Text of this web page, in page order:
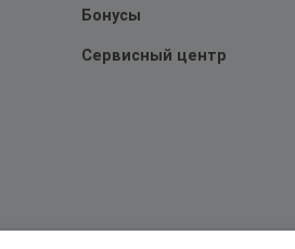
Бонусы
Сервисный центр